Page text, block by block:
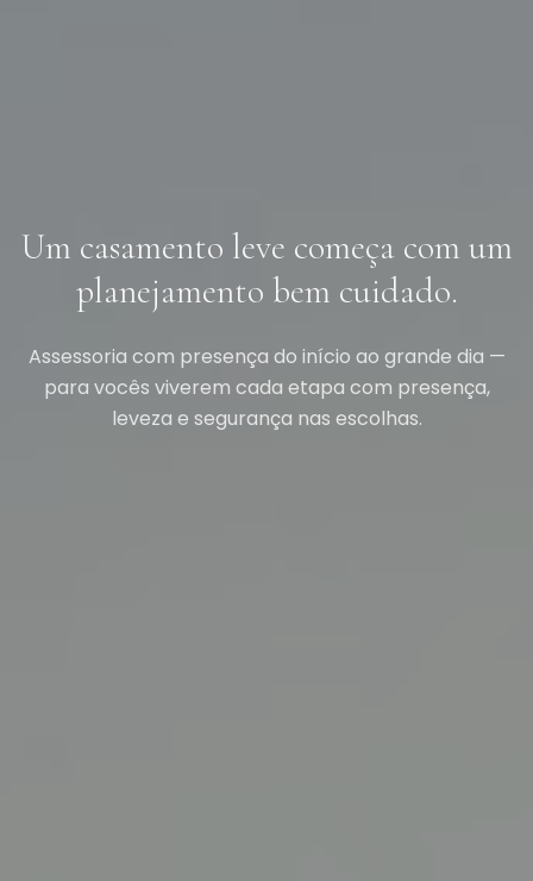
Um casamento leve começa com um
planejamento bem cuidado.
Assessoria com presença do início ao grande dia —
para vocês viverem cada etapa com presença,
leveza e segurança nas escolhas.